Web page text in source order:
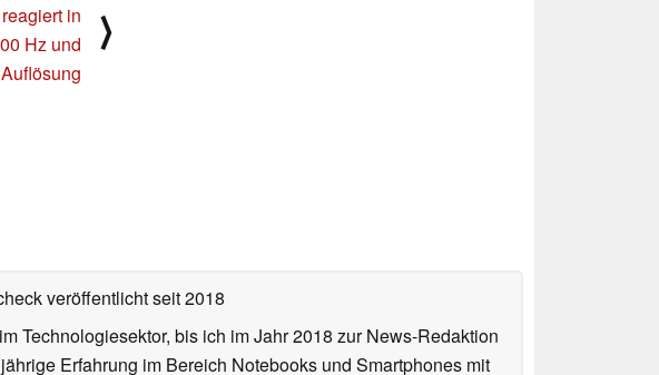
in
Hz und
⟩
veröffentlichtseit 2018
Technologiesektor, bis ich im Jahr 2018 zur News-Redaktion
Erfahrung im Bereich Notebooks und Smartphones mit